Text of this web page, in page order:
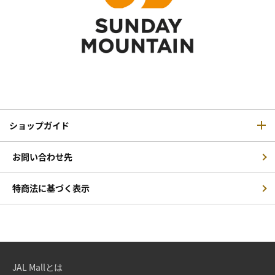
ショップガイド
お問い合わせ先
特商法に基づく表示
JAL Mallとは